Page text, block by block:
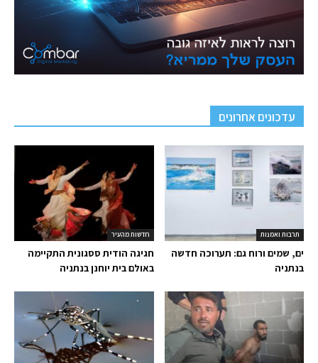
עדכונים אחרונים
חדשות מהעיר
חגיגה הודית ססגונית התקיימה
באולם בית יוחנן בנתניה
תרבות ואמנות
ים, שמים ורוח גם: תערוכה חדשה
בנתניה